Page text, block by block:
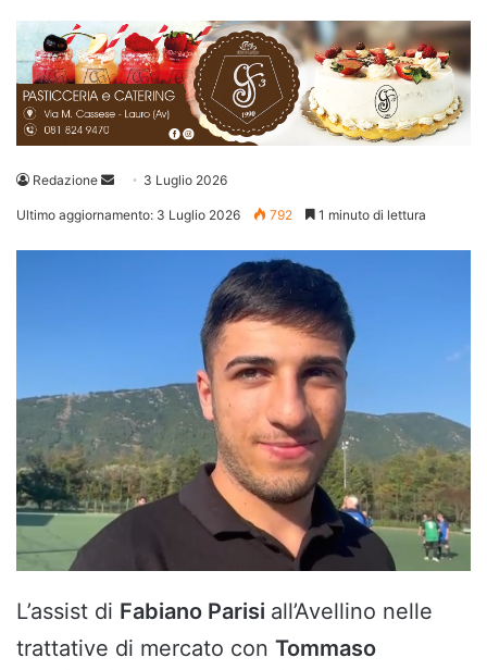
Redazione
Invia 3 Luglio 2026
Ultimo aggiornamento: 3 Luglio 2026 792 1 minuto di lettura
L’assist di Fabiano Parisi all’Avellino nelle
trattative di mercato con Tommaso